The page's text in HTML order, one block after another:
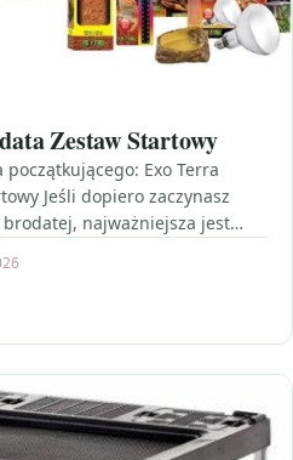
Zestaw Startowy
Exo Terra
Jeśli dopiero zaczynasz
najważniejsza jest